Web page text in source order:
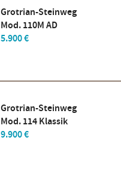
Grotrian-Steinweg
Mod. 110M AD
5.900 €
Grotrian-Steinweg
Mod. 114 Klassik
9.900 €